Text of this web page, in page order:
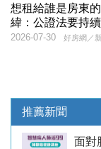
想租給誰是房東
緯：公證法要持
好房網／
2026-07-30
推薦新聞
面對